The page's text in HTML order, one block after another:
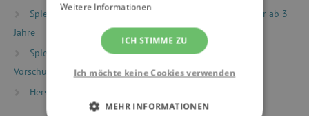
Spielzeug nach Alter
Spiele & Spielzeug für Kinder ab 3
Jahre
Spielzeug nach Alter
Spiele & Spielzeug für
Vorschulkinder (Alter 5+)
Hersteller
Weitere Informationen
ICH STIMME ZU
Ich möchte keine Cookies verwenden
MEHR INFORMATIONEN